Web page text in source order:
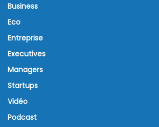
Business
Eco
Entreprise
Executives
Managers
Startups
Vidéo
Podcast